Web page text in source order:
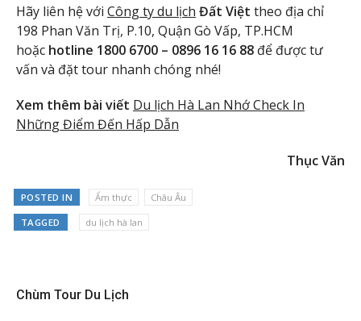
Hãy liên hệ với Công ty du lịch Đất Việt theo địa chỉ
198 Phan Văn Trị, P.10, Quận Gò Vấp, TP.HCM
hoặc hotline 1800 6700 – 0896 16 16 88 để được tư
vấn và đặt tour nhanh chóng nhé!
Xem thêm bài viết Du lịch Hà Lan Nhớ Check In
Những Điểm Đến Hấp Dẫn
Thục Văn
POSTED IN Ẩm thực Châu Âu
TAGGED du lịch hà lan
Chùm Tour Du Lịch